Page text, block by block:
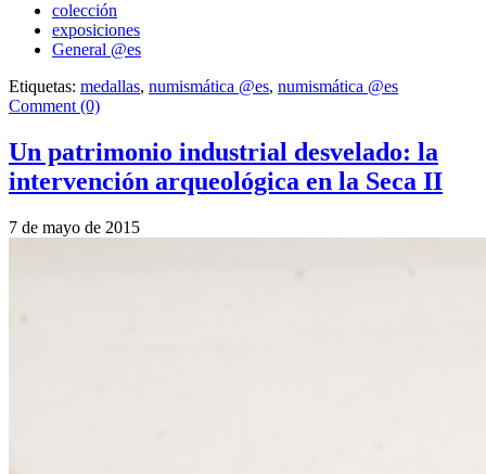
colección
exposiciones
General @es
Etiquetas: medallas, numismática @es, numismática @es
Comment (0)
Un patrimonio industrial desvelado: la
intervención arqueológica en la Seca II
7 de mayo de 2015